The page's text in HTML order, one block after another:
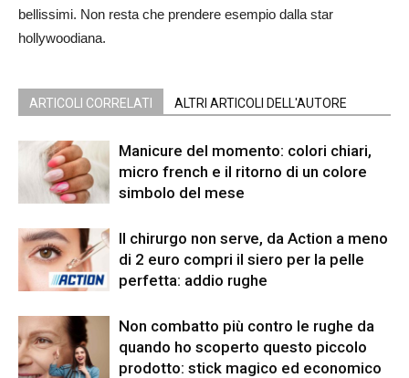
bellissimi. Non resta che prendere esempio dalla star
hollywoodiana.
ARTICOLI CORRELATI ALTRI ARTICOLI DELL'AUTORE
Manicure del momento: colori chiari,
micro french e il ritorno di un colore
simbolo del mese
Il chirurgo non serve, da Action a meno
di 2 euro compri il siero per la pelle
perfetta: addio rughe
Non combatto più contro le rughe da
quando ho scoperto questo piccolo
prodotto: stick magico ed economico